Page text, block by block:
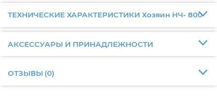
ТЕХНИЧЕСКИЕ ХАРАКТЕРИСТИКИ Хозяин НЧ- 800
АКСЕССУАРЫ И ПРИНАДЛЕЖНОСТИ
ОТЗЫВЫ (0)